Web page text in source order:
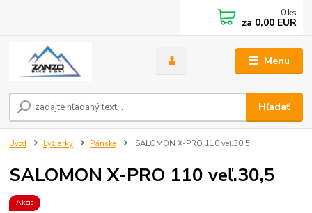
Menu
Hľadať
0 ks
za 0,00 EUR
Úvod Lyžiarky Pánske SALOMON X-PRO 110 veľ.30,5
SALOMON X-PRO 110 veľ.30,5
Akcia